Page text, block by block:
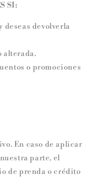
SI:
deseas devolverla
alterada.
o promociones
En caso de aplicar
parte, el
de prenda o crédito